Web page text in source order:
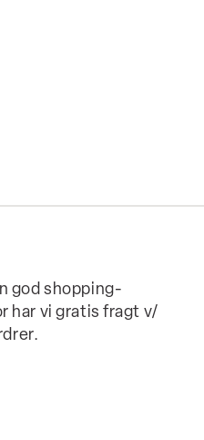
god shopping-
har vi gratis fragt v/